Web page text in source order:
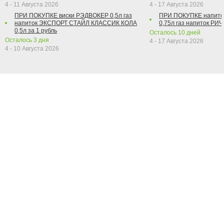
4 - 11 Августа 2026
ПРИ ПОКУПКЕ виски РЭДВОКЕР 0,5л газ
напиток ЭКСПОРТ СТАЙЛ КЛАССИК КОЛА
0,5л за 1 рубль
Осталось 3 дня
4 - 10 Августа 2026
4 - 17 Августа 2026
ПРИ ПОКУПКЕ
0,75л газ напиток
Осталось 10 дней
4 - 17 Августа 2026